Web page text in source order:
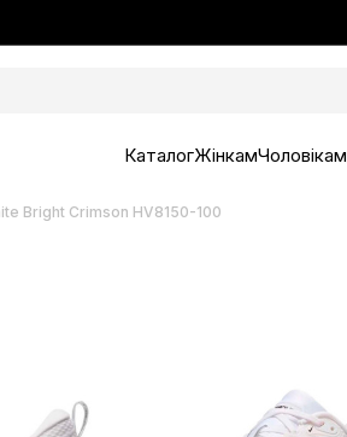
КаталогЖінкамЧоловікам
Bright Crimson HV8150-100